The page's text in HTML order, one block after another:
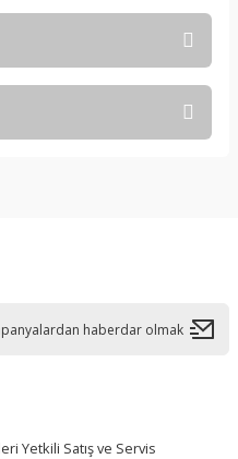
Yetkili Satış ve Servis